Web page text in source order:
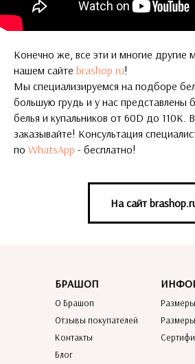
Конечно же, все эти и многие другие
нашем сайте brashop.ru!
Мы специализируемся на подборе
большую грудь и у нас представлены
белья и купальников от 60D до 110K.
заказывайте! Консультация
по WhatsApp - бесплатно!
На сайт
БРАШОП
О Брашоп
Отзывы покупателей
Контакты
Блог